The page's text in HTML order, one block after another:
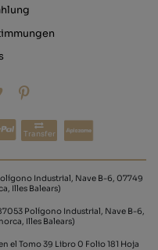
Transfer
Industrial, Nave B-6, 07749
Illes Balears)
Polígono Industrial, Nave B-6,
Illes Balears)
el Tomo 39 Libro 0 Folio 181 Hoja